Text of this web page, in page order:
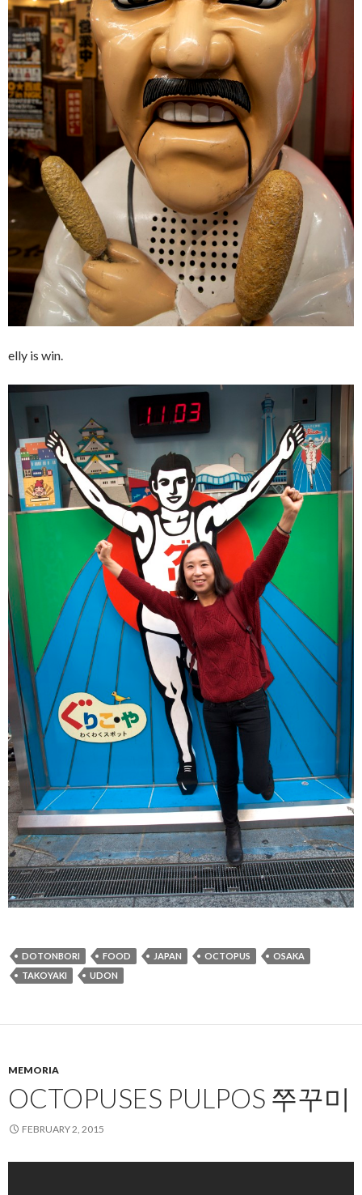
elly is win.
DOTONBORI FOOD JAPAN OCTOPUS
OSAKA
TAKOYAKI
UDON
MEMORIA
OCTOPUSES PULPOS 쭈꾸미
FEBRUARY 2, 2015